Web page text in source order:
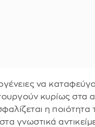
να
κυρίως στα
η ποιότητα
γνωστικά